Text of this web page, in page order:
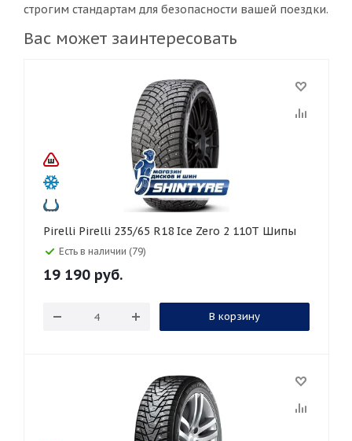
строгим стандартам для безопасности вашей поездки.
Вас может заинтересовать
Pirelli Pirelli 235/65 R18 Ice Zero 2 110T Шипы
Есть в наличии (79)
19 190 руб.
В корзину